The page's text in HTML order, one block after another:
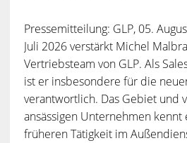
Pressemitteilung: GLP, 05.
Juli 2026 verstärkt Michel
Vertriebsteam von GLP. Als
ist er insbesondere für die
verantwortlich. Das Gebiet und
ansässigen Unternehmen
früheren Tätigkeit im